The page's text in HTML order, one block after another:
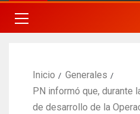
Inicio
Generales
PN informó que, durante
de desarrollo de la